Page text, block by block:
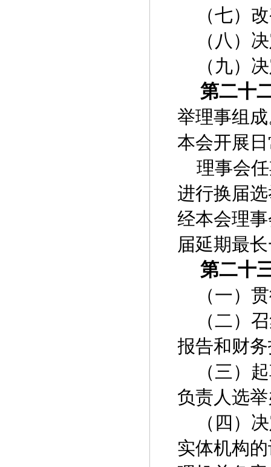
（七）
（八）
（九）
第二十
举理事组
本会开展
理事会
进行换届
经本会理
届延期最
第二十
（一）
（二）
报告和财
（三）
负责人选
（四）
实体机构